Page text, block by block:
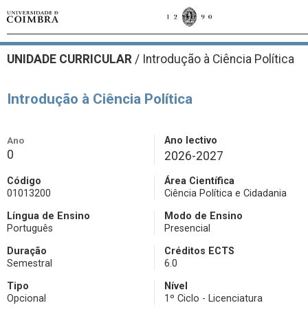
UNIDADE CURRICULAR / Introdução à Ciência Política
Introdução à Ciência Política
Ano
0
Ano lectivo
2026-2027
Código
01013200
Área Científica
Ciência Política e Cidadania
Língua de Ensino
Português
Modo de Ensino
Presencial
Duração
Semestral
Créditos ECTS
6.0
Tipo
Opcional
Nível
1º Ciclo - Licenciatura